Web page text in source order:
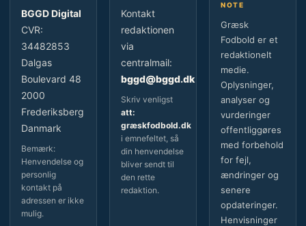
BGGD Digital
CVR:
34482853
Dalgas
Boulevard 48
2000
Frederiksberg
Danmark
Bemærk:
Henvendelse og
personlig
kontakt på
adressen er ikke
mulig.
Kontakt
redaktionen
via
centralmail:
bggd@bggd.dk
Skriv venligst
att:
græskfodbold.dk
i emnefeltet, så
din henvendelse
bliver sendt til
den rette
redaktion.
NOTE
Græsk
Fodbold er et
redaktionelt
medie.
Oplysninger,
analyser og
vurderinger
offentliggøres
med forbehold
for fejl,
ændringer og
senere
opdateringer.
Henvisninger